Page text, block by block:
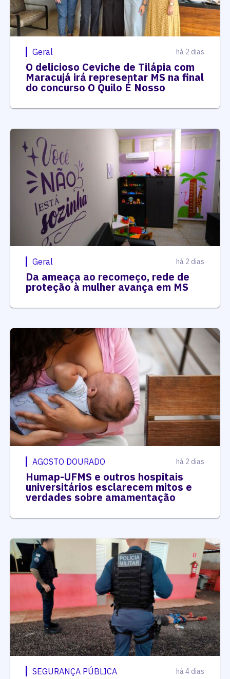
Geral há 2 dias
O delicioso Ceviche de Tilápia com
Maracujá irá representar MS na final
do concurso O Quilo É Nosso
Geral há 2 dias
Da ameaça ao recomeço, rede de
proteção à mulher avança em MS
AGOSTO DOURADO há 2 dias
Humap-UFMS e outros hospitais
universitários esclarecem mitos e
verdades sobre amamentação
SEGURANÇA PÚBLICA há 4 dias